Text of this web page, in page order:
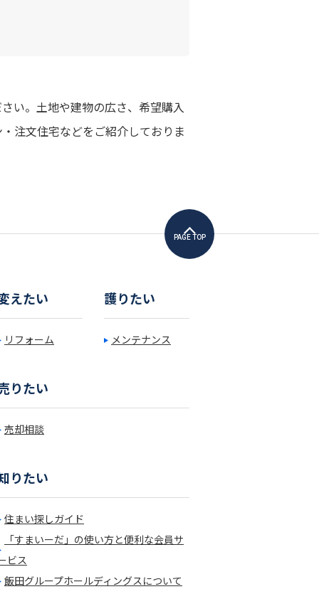
い。土地や建物の広さ、希望購入
注文住宅などをご紹介しておりま
PAGE TOP
えたい
リフォーム
護りたい
メンテナンス
りたい
売却相談
りたい
住まい探しガイド
「すまいーだ」の使い方と便利な会員サ
ビス
飯田グループホールディングスについて